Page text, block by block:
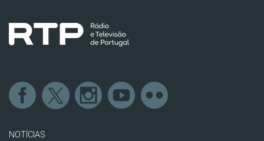
NOTÍCIAS